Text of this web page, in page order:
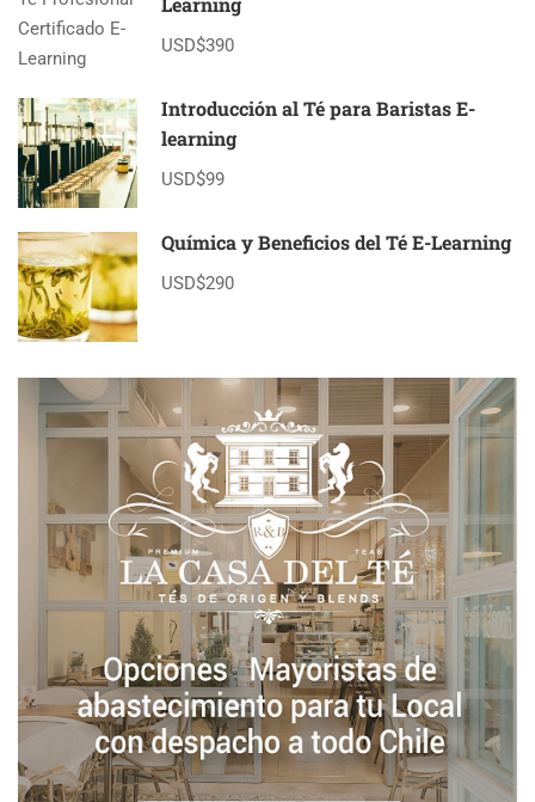
USD$390
Introducción al Té para Baristas E-
learning
USD$99
Química y Beneficios del Té E-Learning
USD$290